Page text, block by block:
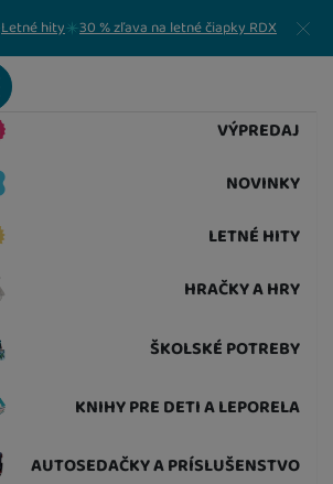
Letné hity 30 % zľava na letné čiapky RDX Zavrieť
VÝPREDAJ
NOVINKY
LETNÉ HITY
HRAČKY A HRY
ŠKOLSKÉ POTREBY
KNIHY PRE DETI A LEPORELA
AUTOSEDAČKY A PRÍSLUŠENSTVO